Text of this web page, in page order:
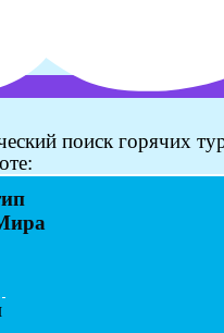
поиск горячих